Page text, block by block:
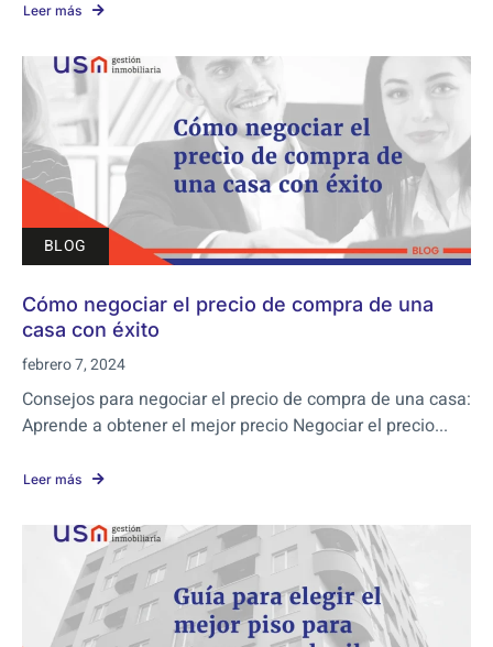
Leer más
BLOG
Cómo negociar el precio de compra de una
casa con éxito
febrero 7, 2024
Consejos para negociar el precio de compra de una casa:
Aprende a obtener el mejor precio Negociar el precio...
Leer más